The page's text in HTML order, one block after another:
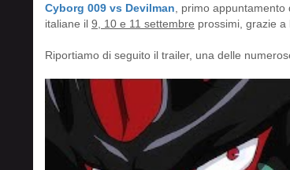
Cyborg 009 vs Devilman , primo
italiane il 9, 10 e 11 settembre prossimi, grazie a
Riportiamo di seguito il trailer, una delle